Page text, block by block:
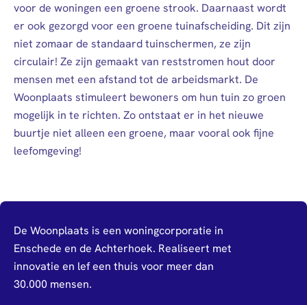
voor de woningen een groene strook. Daarnaast wordt
er ook gezorgd voor een groene tuinafscheiding. Dit zijn
niet zomaar de standaard tuinschermen, ze zijn
circulair! Ze zijn gemaakt van reststromen hout door
mensen met een afstand tot de arbeidsmarkt. De
Woonplaats stimuleert bewoners om hun tuin zo groen
mogelijk in te richten. Zo ontstaat er in het nieuwe
buurtje niet alleen een groene, maar vooral ook fijne
leefomgeving!
De Woonplaats is een woningcorporatie in
Enschede en de Achterhoek. Realiseert met
innovatie en lef een thuis voor meer dan
30.000 mensen.